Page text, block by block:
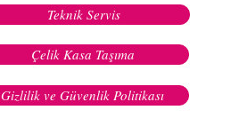
Teknik Servis
Çelik Kasa Taşıma
Gizlilik ve Güvenlik Politikası